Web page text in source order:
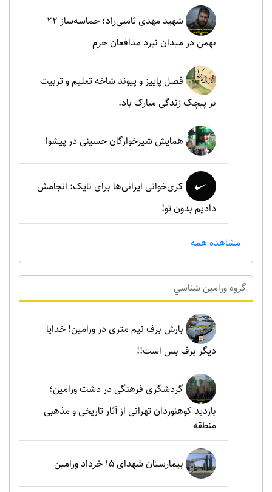
شهید مهدی ثامنی‌راد؛ حماسه‌ساز ۲۲
بهمن در میدان نبرد مدافعان حرم
فصل پاییز و پیوند شاخه تعلیم و تربیت
بر پیچک زندگی مبارک باد.
همایش شیرخوارگان حسینی در پیشوا
کری‌خوانی ایرانی‌ها برای نایک: انجامش
دادیم بدون تو!
مشاهده همه
گروه ورامين شناسي
بارش برف نیم متری در ورامین! خدایا
دیگر برف بس است!!
گردشگری فرهنگی در دشت ورامین؛
بازدید کوهنوردان تهرانی از آثار تاریخی و مذهبی
منطقه
بیمارستان شهدای 15 خرداد ورامین